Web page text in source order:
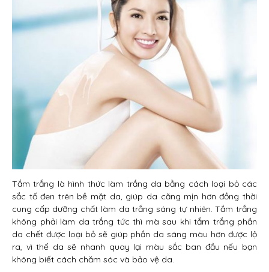
Tắm trắng là hình thức làm trắng da bằng cách loại bỏ các
sắc tố đen trên bề mặt da, giúp da căng mịn hơn đồng thời
cung cấp dưỡng chất làm da trắng sáng tự nhiên. Tắm trắng
không phải làm da trắng tức thì mà sau khi tắm trắng phần
da chết được loại bỏ sẽ giúp phần da sáng màu hơn được lộ
ra, vì thế da sẽ nhanh quay lại màu sắc ban đầu nếu bạn
không biết cách chăm sóc và bảo vệ da.